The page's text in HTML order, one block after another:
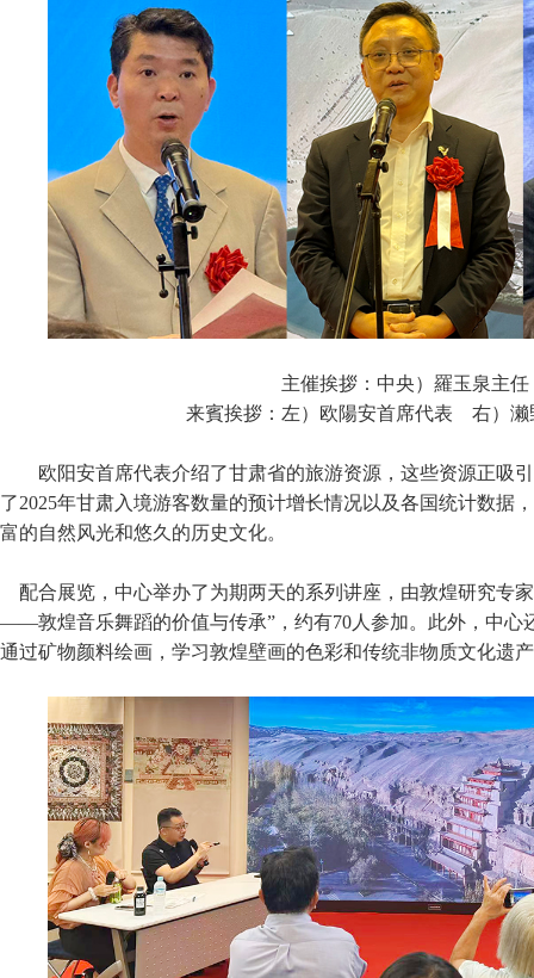
主催挨拶：中央）羅玉泉主任
来賓挨拶：左）欧陽安首席代表 右）濑
欧阳安首席代表介绍了甘肃省的旅游资源，这些资源正吸
了2025年甘肃入境游客数量的预计增长情况以及各国统计数据
富的自然风光和悠久的历史文化。
配合展览，中心举办了为期两天的系列讲座，由敦煌研究专
——敦煌音乐舞蹈的价值与传承”，约有70人参加。此外，中心
通过矿物颜料绘画，学习敦煌壁画的色彩和传统非物质文化遗